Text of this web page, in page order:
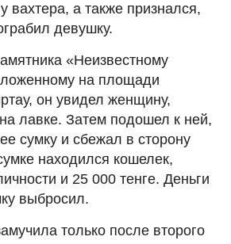
вахтера, а также признался,
девушку.
«Неизвестному
на площади
он увидел женщину,
лавке. Затем подошел к ней,
сумку и сбежал в сторону
находился кошелек,
и 25 000 тенге. Деньги
выбросил.
только после второго